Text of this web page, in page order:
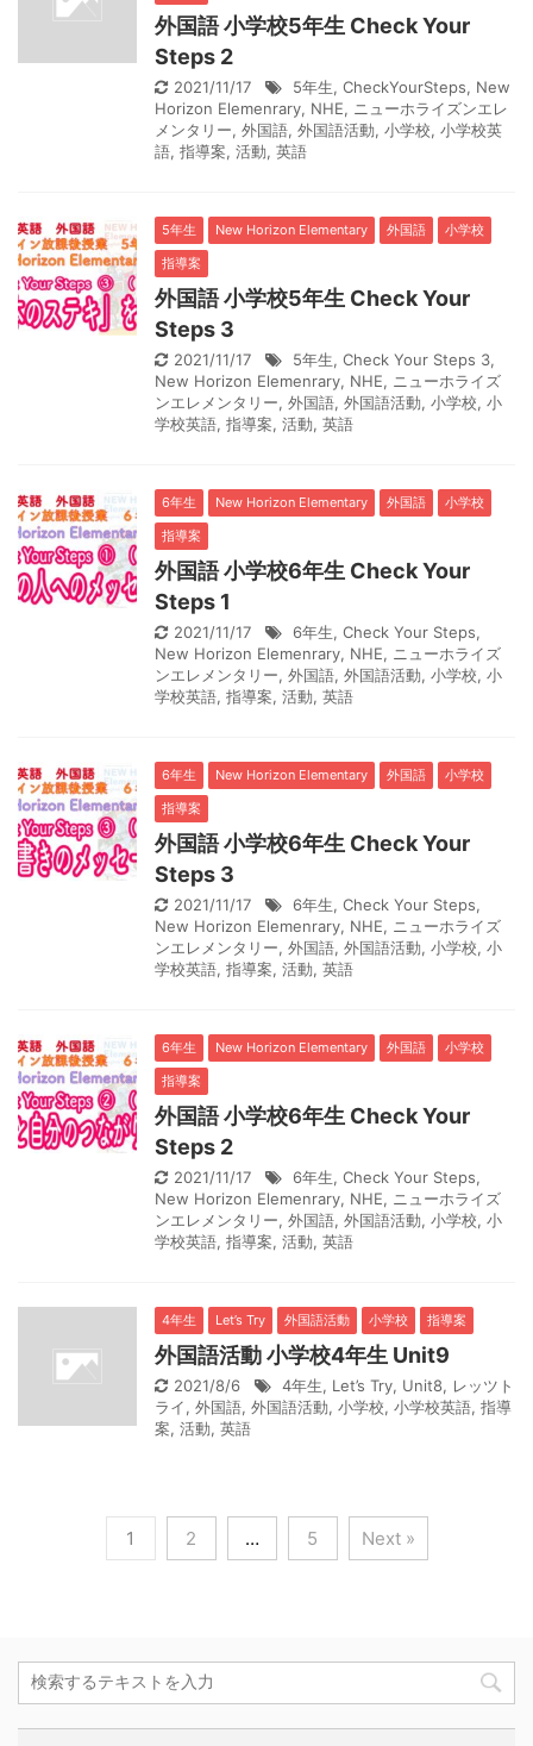
外国語 小学校5年生 Check Your
Steps 2
2021/11/17 5年生, CheckYourSteps, New
Horizon Elemenrary, NHE, ニューホライズンエレ
メンタリー, 外国語, 外国語活動, 小学校, 小学校英
語, 指導案, 活動, 英語
5年生 New Horizon Elementary 外国語
小学校
指導案
外国語 小学校5年生 Check Your
Steps 3
2021/11/17 5年生, Check Your Steps 3,
New Horizon Elemenrary, NHE, ニューホライズ
ンエレメンタリー, 外国語, 外国語活動, 小学校, 小
学校英語, 指導案, 活動, 英語
6年生 New Horizon Elementary 外国語
小学校
指導案
外国語 小学校6年生 Check Your
Steps 1
2021/11/17 6年生, Check Your Steps,
New Horizon Elemenrary, NHE, ニューホライズ
ンエレメンタリー, 外国語, 外国語活動, 小学校, 小
学校英語, 指導案, 活動, 英語
6年生 New Horizon Elementary 外国語
小学校
指導案
外国語 小学校6年生 Check Your
Steps 3
2021/11/17 6年生, Check Your Steps,
New Horizon Elemenrary, NHE, ニューホライズ
ンエレメンタリー, 外国語, 外国語活動, 小学校, 小
学校英語, 指導案, 活動, 英語
6年生 New Horizon Elementary 外国語
小学校
指導案
外国語 小学校6年生 Check Your
Steps 2
2021/11/17 6年生, Check Your Steps,
New Horizon Elemenrary, NHE, ニューホライズ
ンエレメンタリー, 外国語, 外国語活動, 小学校, 小
学校英語, 指導案, 活動, 英語
4年生 Let’s Try 外国語活動 小学校 指導案
外国語活動 小学校4年生 Unit9
2021/8/6 4年生, Let’s Try, Unit8, レッツト
ライ, 外国語, 外国語活動, 小学校, 小学校英語, 指導
案, 活動, 英語
1 2 … 5 Next »